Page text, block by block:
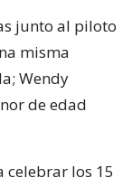
junto al piloto
misma
Wendy
de edad
celebrar los 15